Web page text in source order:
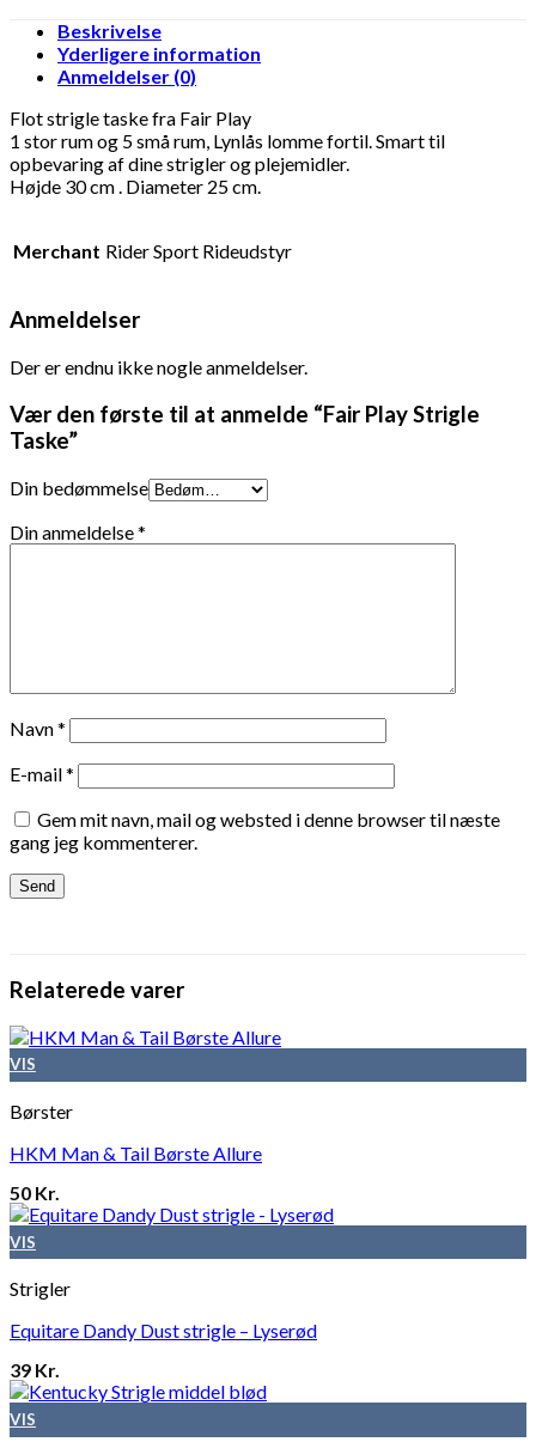
Beskrivelse
Yderligere information
Anmeldelser (0)
Flot strigle taske fra Fair Play
1 stor rum og 5 små rum, Lynlås lomme fortil. Smart til
opbevaring af dine strigler og plejemidler.
Højde 30 cm . Diameter 25 cm.
Merchant Rider Sport Rideudstyr
Anmeldelser
Der er endnu ikke nogle anmeldelser.
Vær den første til at anmelde “Fair Play Strigle
Taske”
Din bedømmelse
Din anmeldelse*
Navn*
E-mail*
Gem mit navn, mail og websted i denne browser til næste
gang jeg kommenterer.
Relaterede varer
VIS
Børster
HKM Man & Tail Børste Allure
50 Kr.
VIS
Strigler
Equitare Dandy Dust strigle – Lyserød
39 Kr.
VIS